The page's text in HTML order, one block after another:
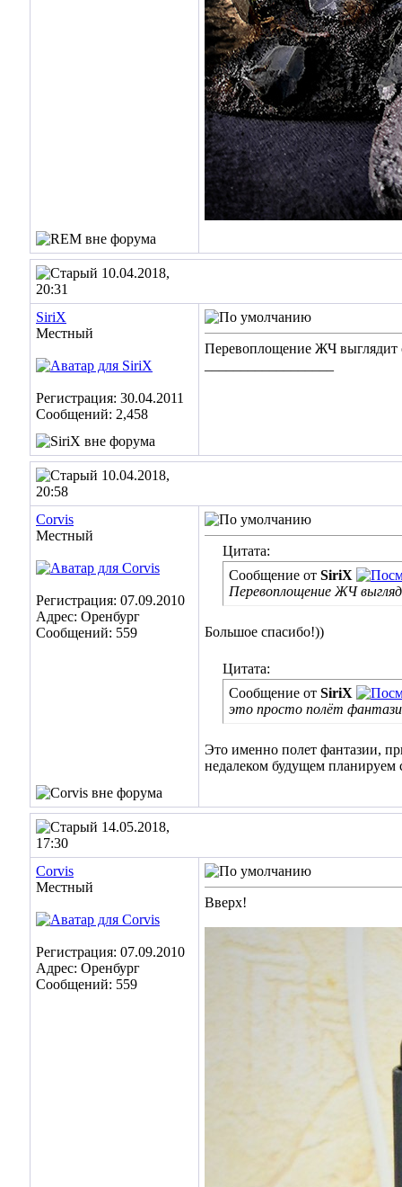
10.04.2018,
20:31
SiriX
Местный
Регистрация: 30.04.2011
Сообщений: 2,458
Перевоплощение ЖЧ выглядит
10.04.2018,
20:58
Corvis
Местный
Регистрация: 07.09.2010
Адрес: Оренбург
Сообщений: 559
Цитата:
Сообщение от SiriX
Перевоплощение ЖЧ
Большое спасибо!))
Цитата:
Сообщение от SiriX
это просто полёт
Это именно полет фантазии,
недалеком будущем планируем
14.05.2018,
17:30
Corvis
Местный
Регистрация: 07.09.2010
Адрес: Оренбург
Сообщений: 559
Вверх!